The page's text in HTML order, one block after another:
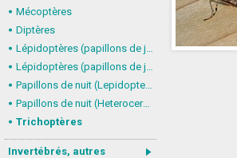
Mécoptères
Diptères
Lépidoptères (papillons de jour) : nymphalidés
Lépidoptères (papillons de jour, Rhopalocera), autres
Papillons de nuit (Lepidoptera, Heterocera) : Noctuoidea
Papillons de nuit (Heterocera), autres
Trichoptères
Invertébrés, autres